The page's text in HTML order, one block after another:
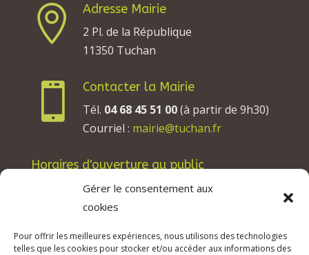
Gérer le consentement aux
cookies
Pour offrir les meilleures expériences, nous utilisons des technologies
telles que les cookies pour stocker et/ou accéder aux informations des

Adresse Mairie
2 Pl. de la République
11350 Tuchan

Contacter la Mairie
Tél. 04 68 45 51 00(à partir de 9h30)
Courriel : mairie@tuchan.fr
Horaires d'ouverture au public
Les lundis, mardis et jeudis : de 8h à 12h et de
13h30 à 17h30.
Les vendredis : de 8h à 12h.